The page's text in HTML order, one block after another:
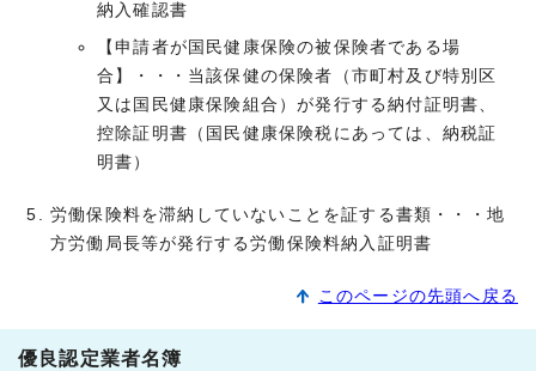
納入確認書
【申請者が国民健康保険の被保険者である場
合】・・・当該保健の保険者（市町村及び特別区
又は国民健康保険組合）が発行する納付証明書、
控除証明書（国民健康保険税にあっては、納税証
明書）
労働保険料を滞納していないことを証する書類・・・地
方労働局長等が発行する労働保険料納入証明書
このページの先頭へ戻る
優良認定業者名簿